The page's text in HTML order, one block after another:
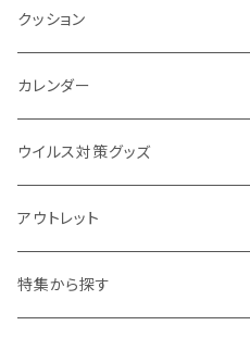
トレイ
パットカバー、ブックカバー
IDケース、パスケース、コインケース
デスク周辺
ランタン
非常食
アクセサリー・スマホケース
タッチペン
USBケーブル・ハブ
イヤホン・ヘッドフォン
マウスパッド
手持ちミラー
ビューティー雑貨
キーホルダー
時計
ネックウォーマー
マフラー・ストール
F.O.B COOP
クッション
折りたたみクッション
カレンダー
ウイルス対策グッズ
除菌グッズ
パーテーション
アウトレット
アウトレット
特集から探す